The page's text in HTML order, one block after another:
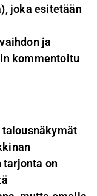
joka esitetään
ja
kommentoitu
on